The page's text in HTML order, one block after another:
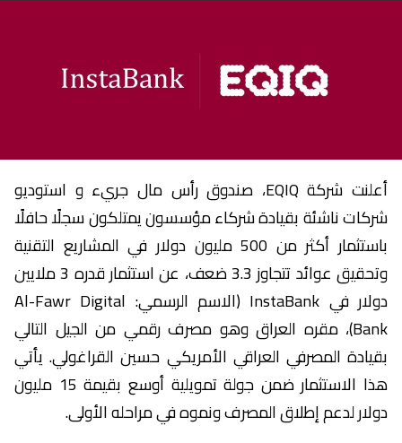
أعلنت شركة EQIQ، صندوق رأس مال جريء و استوديو
شركات ناشئة بقيادة شركاء مؤسسون يمتلكون سجلًا حافلًا
باستثمار أكثر من 500 مليون دولار في المشاريع التقنية
وتحقيق عوائد تتجاوز 3.3 ضعف، عن استثمار قدره 3 ملايين
دولار في InstaBank (الاسم الرسمي: Al-Fawr Digital
Bank)، مقره العراق وهو مصرف رقمي من الجيل التالي
بقيادة المصرفي العراقي الأمريكي حسين القراغولي. يأتي
هذا الاستثمار ضمن جولة تمويلية أوسع بقيمة 15 مليون
دولار لدعم إطلاق المصرف ونموه في مراحله الأولى.